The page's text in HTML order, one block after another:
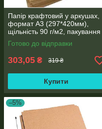
Папір крафтовий у аркушах,
формат А3 (297*420мм),
щільність 90 г/м2, пакування
250 аркушів
Готово до відправки
303,05 ₴ 319 ₴
Купити
–5%